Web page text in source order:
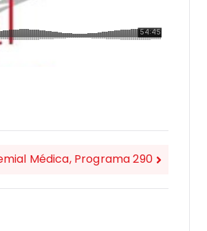
Médica, Programa 290